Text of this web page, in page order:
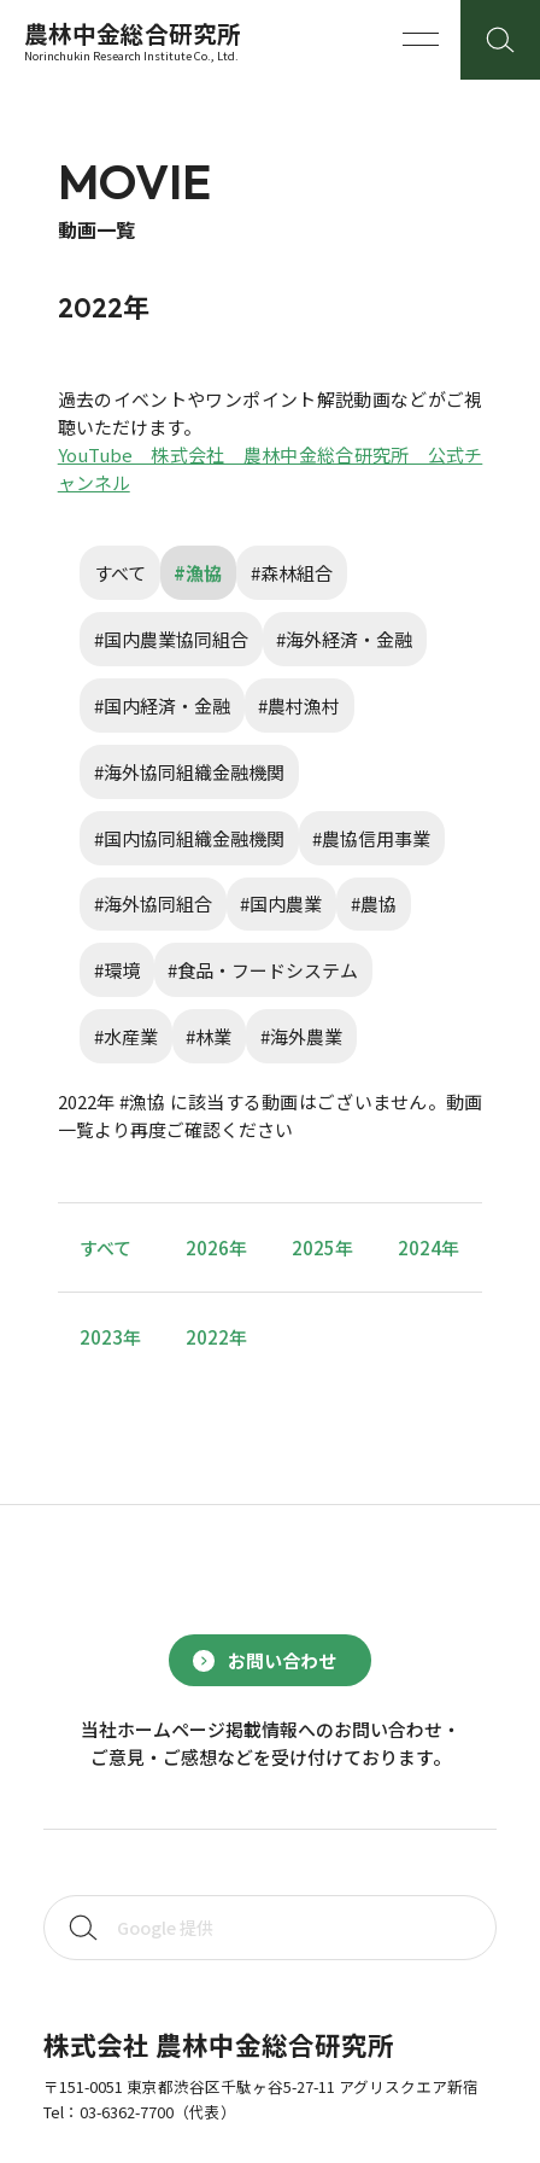
農林中金総合研究所
Norinchukin Research Institute Co., Ltd.
MOVIE
動画一覧
2022年
過去のイベントやワンポイント解説動画などがご視
聴いただけます。
YouTube 株式会社 農林中金総合研究所 公式チ
ャンネル
すべて #漁協 #森林組合
#国内農業協同組合 #海外経済・金融
#国内経済・金融 #農村漁村
#海外協同組織金融機関
#国内協同組織金融機関 #農協信用事業
#海外協同組合 #国内農業 #農協
#環境 #食品・フードシステム
#水産業 #林業 #海外農業
2022年 #漁協 に該当する動画はございません。動画
一覧より再度ご確認ください
すべて 2026年 2025年 2024年
2023年 2022年
お問い合わせ
当社ホームページ掲載情報へのお問い合わせ・
ご意見・ご感想などを受け付けております。
株式会社 農林中金総合研究所
〒151-0051 東京都渋谷区千駄ヶ谷5-27-11 アグリスクエア新宿
Tel： 03-6362-7700（代表）